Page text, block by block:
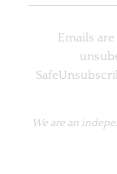
n
Emails
We are an